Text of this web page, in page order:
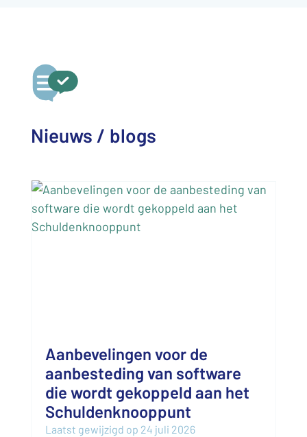
Nieuws / blogs
Aanbevelingen voor de
aanbesteding van software
die wordt gekoppeld aan het
Schuldenknooppunt
Laatst gewijzigd op 24 juli 2026